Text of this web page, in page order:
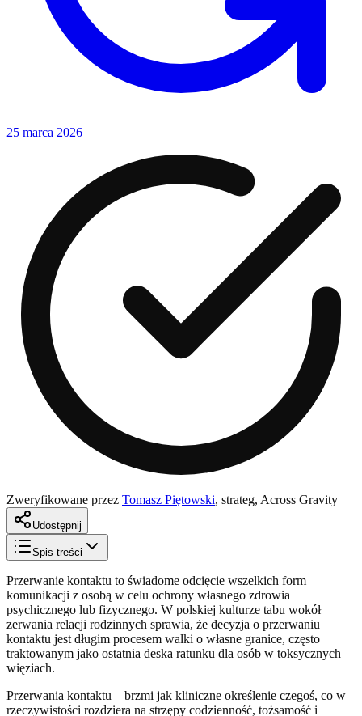
25 marca 2026
Zweryfikowane przez Tomasz Piętowski, strateg, Across Gravity
Udostępnij
Spis treści
Przerwanie kontaktu to świadome odcięcie wszelkich form
komunikacji z osobą w celu ochrony własnego zdrowia
psychicznego lub fizycznego. W polskiej kulturze tabu wokół
zerwania relacji rodzinnych sprawia, że decyzja o przerwaniu
kontaktu jest długim procesem walki o własne granice, często
traktowanym jako ostatnia deska ratunku dla osób w toksycznych
więziach.
Przerwania kontaktu – brzmi jak kliniczne określenie czegoś, co w
rzeczywistości rozdziera na strzępy codzienność, tożsamość i